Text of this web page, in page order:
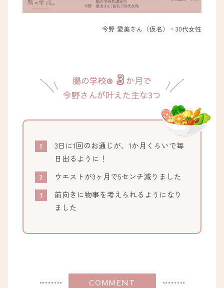
今野 愛美さん（仮名）・30代女性
腸の学校® 3 か月で
今野さんが叶えた主な3つ
3日に1回のお通じが、1か月くらいで毎
日出るように！
ウエストが3ヶ月で5センチ減りました
前向きに物事を考えられるようになり
ました
COMMENT